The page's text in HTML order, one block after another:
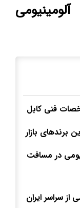
فاز آلومینیومی
فنی کابل
برندهای بازار
در مسافت
از سراسر ایران